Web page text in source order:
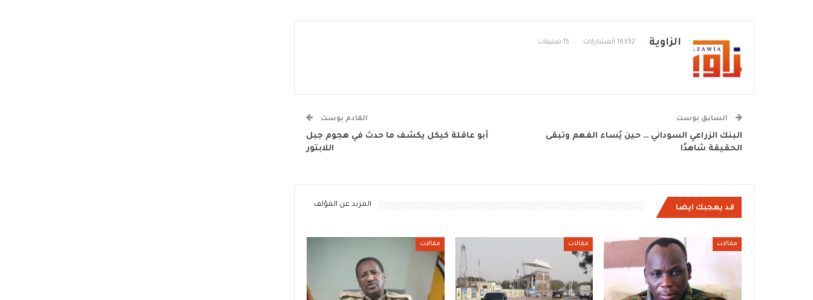
الزاوية 16392 المشاركات 15 تعليقات
السابق بوست
البنك الزراعي السوداني … حين يُساء الفهم وتبقى
الحقيقة شاهدًا
القادم بوست
أبو عاقلة كيكل يكشف ما حدث في هجوم جبل
اللابتور
قد يعجبك ايضا المزيد عن المؤلف
مقالات مقالات مقالات